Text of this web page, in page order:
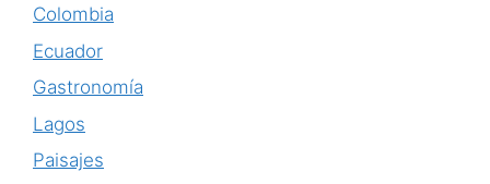
Colombia
Ecuador
Gastronomía
Lagos
Paisajes